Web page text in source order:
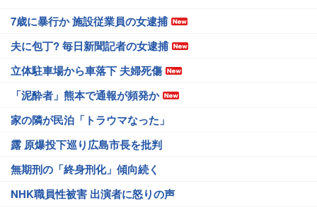
7歳に暴行か 施設従業員の女逮捕
夫に包丁? 毎日新聞記者の女逮捕
立体駐車場から車落下 夫婦死傷
「泥酔者」熊本で通報が頻発か
家の隣が民泊「トラウマなった」
露 原爆投下巡り広島市長を批判
無期刑の「終身刑化」傾向続く
NHK職員性被害 出演者に怒りの声